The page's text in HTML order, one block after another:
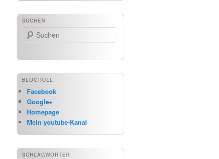
SUCHEN
Suchen
BLOGROLL
Facebook
Google+
Homepage
Mein youtube-Kanal
SCHLAGWÖRTER